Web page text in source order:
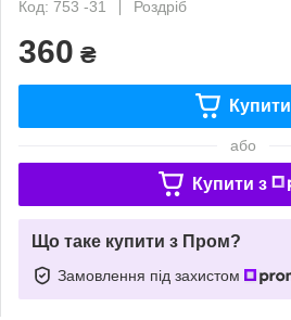
Код: 753 -31
Роздріб
360 ₴
Купити
або
Купити з
Що таке купити з Пром?
Замовлення під захистом